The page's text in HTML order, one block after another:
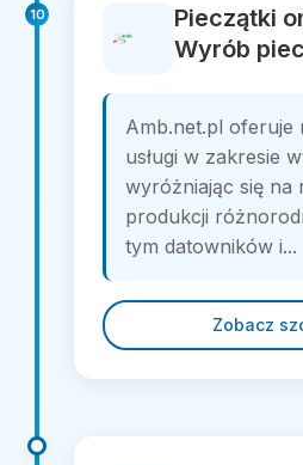
10
Pieczątki
Wyrób
Amb.net.pl oferuje
usługi w zakresie
wyróżniając się na
produkcji
tym datowników i...
Zobacz